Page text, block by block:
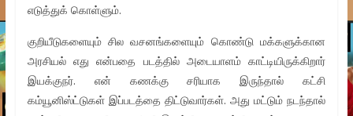
எடுத்துக் கொள்ளும்.
குறியீடுகளையும் சில வசனங்களையும் கொண்டு மக்களுக்கான
அரசியல் எது என்பதை படத்தில் அடையாளம் காட்டியிருக்கிறார்
இயக்குநர். என் கணக்கு சரியாக இருந்தால் கட்சி
கம்யூனிஸ்ட்டுகள் இப்படத்தை திட்டுவார்கள். அது மட்டும் நடந்தால்